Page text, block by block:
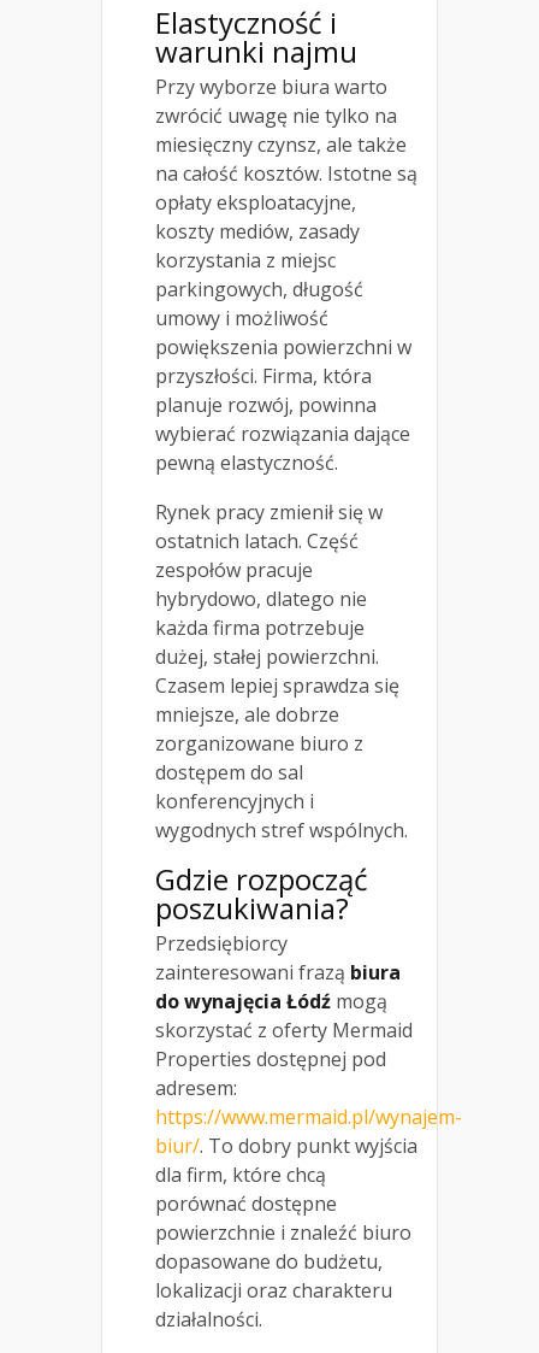
Elastyczność i
warunki najmu
Przy wyborze biura warto
zwrócić uwagę nie tylko na
miesięczny czynsz, ale także
na całość kosztów. Istotne są
opłaty eksploatacyjne,
koszty mediów, zasady
korzystania z miejsc
parkingowych, długość
umowy i możliwość
powiększenia powierzchni w
przyszłości. Firma, która
planuje rozwój, powinna
wybierać rozwiązania dające
pewną elastyczność.
Rynek pracy zmienił się w
ostatnich latach. Część
zespołów pracuje
hybrydowo, dlatego nie
każda firma potrzebuje
dużej, stałej powierzchni.
Czasem lepiej sprawdza się
mniejsze, ale dobrze
zorganizowane biuro z
dostępem do sal
konferencyjnych i
wygodnych stref wspólnych.
Gdzie rozpocząć
poszukiwania?
Przedsiębiorcy
zainteresowani frazą biura
do wynajęcia Łódź mogą
skorzystać z oferty Mermaid
Properties dostępnej pod
adresem:
https://www.mermaid.pl/wynajem-
biur/. To dobry punkt wyjścia
dla firm, które chcą
porównać dostępne
powierzchnie i znaleźć biuro
dopasowane do budżetu,
lokalizacji oraz charakteru
działalności.